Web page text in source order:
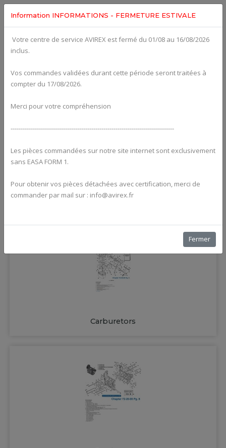
Alternators
Carburetors
Information INFORMATIONS - FERMETURE ESTIVALE
Votre centre de service AVIREX est fermé du 01/08 au 16/08/2026
inclus.
Vos commandes validées durant cette période seront traitées à
compter du 17/08/2026.
Merci pour votre compréhension
---------------------------------------------------------------------------------
Les pièces commandées sur notre site internet sont exclusivement
sans EASA FORM 1.
Pour obtenir vos pièces détachées avec certification, merci de
commander par mail sur : info@avirex.fr
Fermer